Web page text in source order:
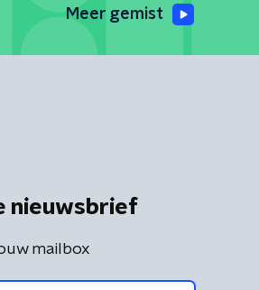
Meer gemist
nieuwsbrief
mailbox